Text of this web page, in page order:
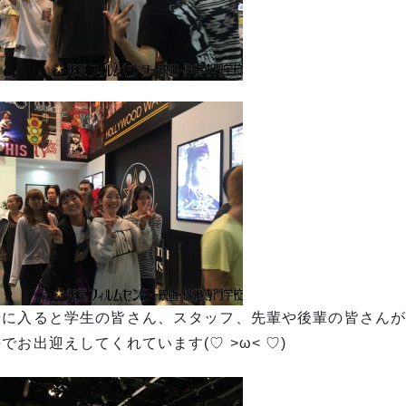
入ると学生の皆さん、スタッフ、先輩や後輩の皆さんが
でお出迎えしてくれています(♡ >ω< ♡)